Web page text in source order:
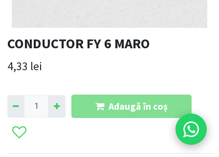
CONDUCTOR FY 6 MARO
4,33 lei
Adaugă în coș